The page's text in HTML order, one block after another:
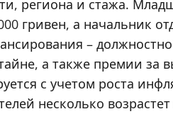
региона и стажа.
гривен, а начальник
–
а также премии
с учетом роста
несколько